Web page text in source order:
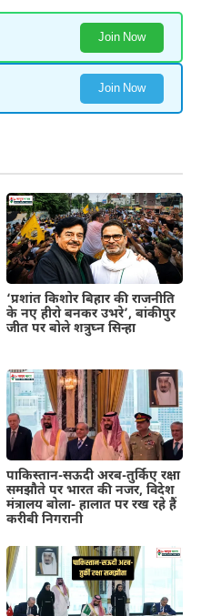
Join Now
Join Now
‘प्रशांत किशोर बिहार की राजनीति
के नए हीरो बनकर उभरे’, बांकीपुर
जीत पर बोले शत्रुघ्न सिन्हा
पाकिस्तान-सऊदी अरब-तुर्किए रक्षा
समझौते पर भारत की नजर, विदेश
मंत्रालय बोला- हालात पर रख रहे हैं
करीबी निगरानी